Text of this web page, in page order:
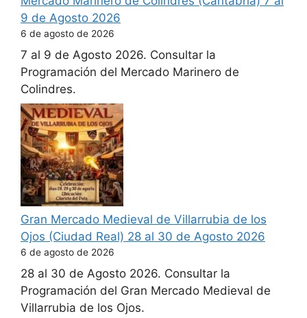
9 de Agosto 2026
6 de agosto de 2026
7 al 9 de Agosto 2026. Consultar la
Programación del Mercado Marinero de
Colindres.
Gran Mercado Medieval de Villarrubia de los
Ojos (Ciudad Real) 28 al 30 de Agosto 2026
6 de agosto de 2026
28 al 30 de Agosto 2026. Consultar la
Programación del Gran Mercado Medieval de
Villarrubia de los Ojos.